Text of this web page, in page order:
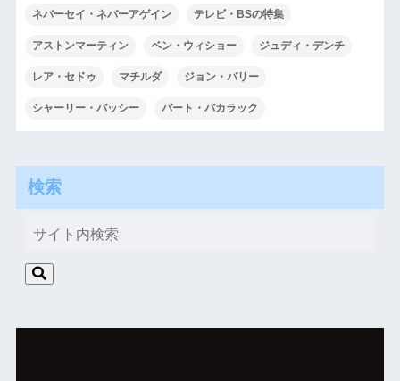
ネバーセイ・ネバーアゲイン テレビ・BSの特集
アストンマーティン ベン・ウィショー ジュディ・デンチ
レア・セドゥ マチルダ ジョン・バリー
シャーリー・バッシー バート・バカラック
検索